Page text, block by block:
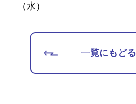
（水）
一覧にもどる